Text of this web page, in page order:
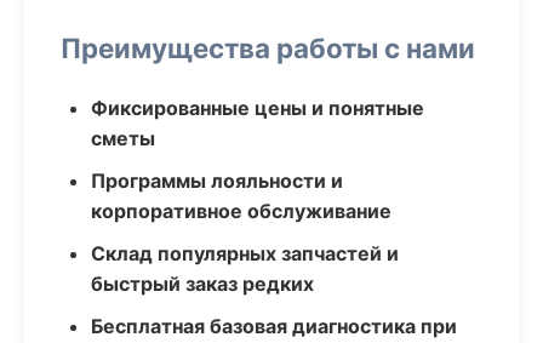
Преимущества работы с нами
Фиксированные цены и понятные
сметы
Программы лояльности и
корпоративное обслуживание
Склад популярных запчастей и
быстрый заказ редких
Бесплатная базовая диагностика при